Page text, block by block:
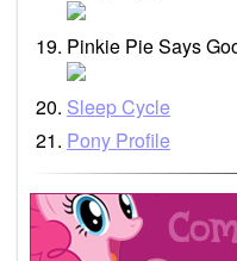
Pinkie Pie Says
Sleep Cycle
Pony Profile